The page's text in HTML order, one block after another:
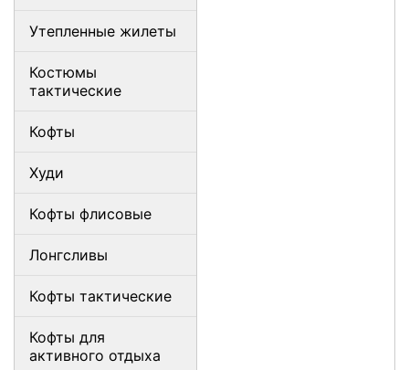
Утепленные жилеты
Костюмы
тактические
Кофты
Худи
Кофты флисовые
Лонгсливы
Кофты тактические
Кофты для
активного отдыха